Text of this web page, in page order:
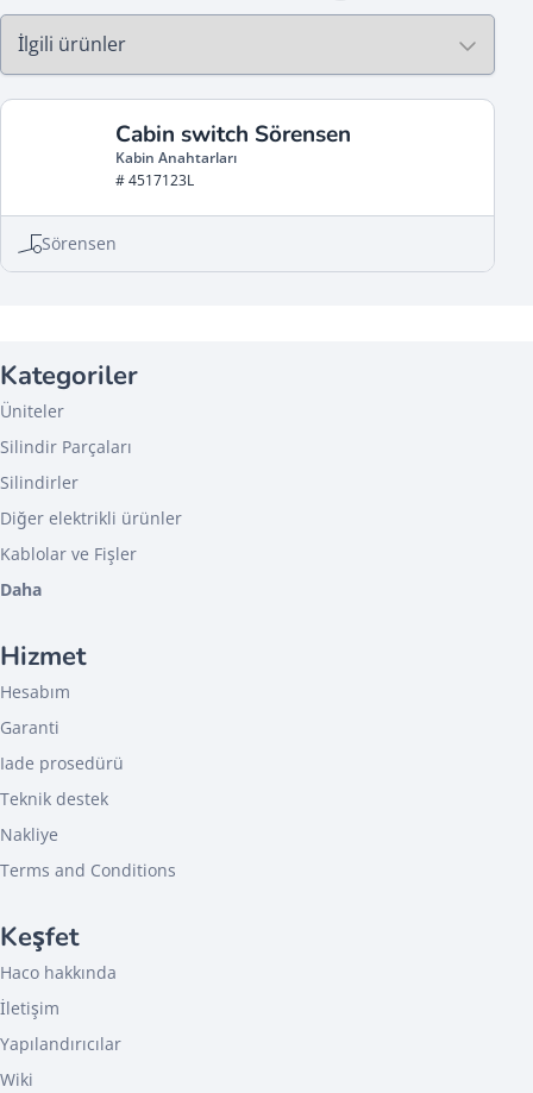
Cabin switch Sörensen
Kabin Anahtarları
# 4517123L
Sörensen
Kategoriler
Üniteler
Silindir Parçaları
Silindirler
Diğer elektrikli ürünler
Kablolar ve Fişler
Daha
Hizmet
Hesabım
Garanti
Iade prosedürü
Teknik destek
Nakliye
Terms and Conditions
Keşfet
Haco hakkında
İletişim
Yapılandırıcılar
Wiki